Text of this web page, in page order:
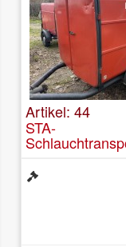
Artikel: 44
STA-